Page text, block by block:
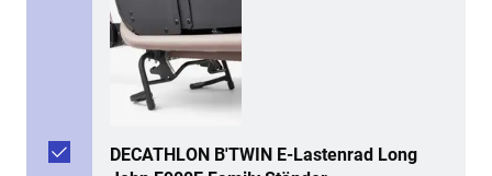
DECATHLON B'TWIN E-Lastenrad Long